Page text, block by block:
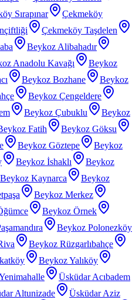
Sırapınar
Çekmeköy
Çekmeköy Taşdelen
Beykoz Alibahadır
Anadolu Kavağı
Beykoz
Beykoz Bozhane
Beykoz
Beykoz Çengeldere
Beykoz Çubuklu
Beykoz
Fatih
Beykoz Göksu
Beykoz Göztepe
Beykoz
Beykoz İshaklı
Beykoz
Beykoz Kaynarca
Beykoz
Beykoz Merkez
Beykoz Örnek
Beykoz Polonezköy
Beykoz Rüzgarlıbahçe
Beykoz Yalıköy
Üsküdar Acıbadem
Altunizade Üsküdar Aziz